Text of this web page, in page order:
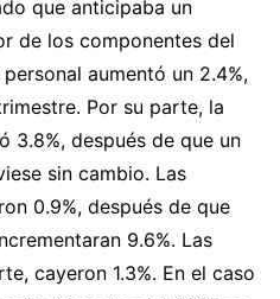
que anticipaba un
de los componentes del
aumentó un 2.4%,
Por su parte, la
3.8%, después de que un
sin cambio. Las
0.9%, después de que
9.6%. Las
cayeron 1.3%. En el caso